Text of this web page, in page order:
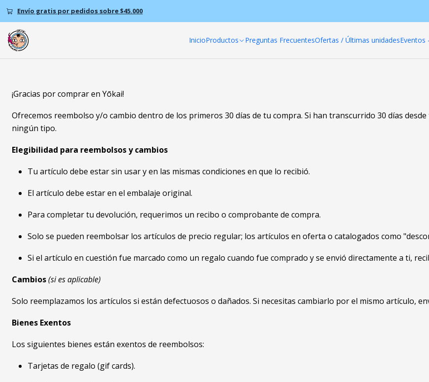
InicioProductos Preguntas FrecuentesOfertas / Últimas unidadesEventos
Envío gratis por pedidos sobre $45.000
Politica de reembolso
¡Gracias por comprar en Yōkai!
Ofrecemos reembolso y/o cambio dentro de los primeros 30 días de tu compra. Si han transcurrido 30 días
ningún tipo.
Elegibilidad para reembolsos y cambios
Tu artículo debe estar sin usar y en las mismas condiciones en que lo recibió.
El artículo debe estar en el embalaje original.
Para completar tu devolución, requerimos un recibo o comprobante de compra.
Solo se pueden reembolsar los artículos de precio regular; los artículos en oferta o catalogados como
Si el artículo en cuestión fue marcado como un regalo cuando fue comprado y se envió directamente a ti,
Cambios(si es aplicable)
Solo reemplazamos los artículos si están defectuosos o dañados. Si necesitas cambiarlo por el mismo artículo,
Bienes Exentos
Los siguientes bienes están exentos de reembolsos:
Tarjetas de regalo (gif cards).